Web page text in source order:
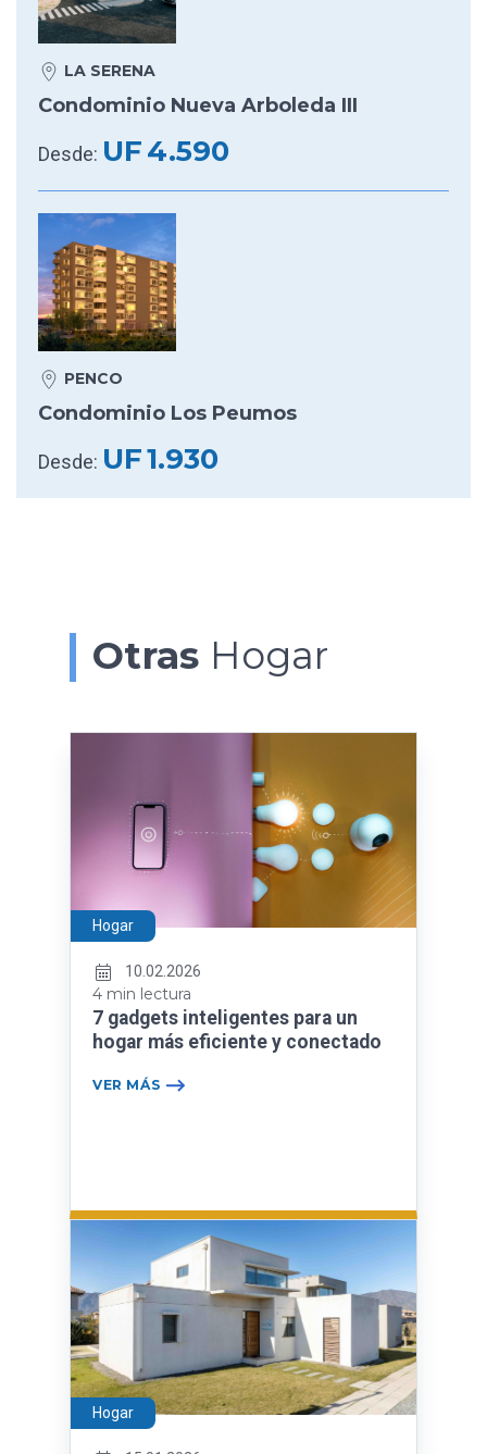
LA SERENA
Condominio Nueva Arboleda III
Desde: UF4.590
PENCO
Condominio Los Peumos
Desde: UF1.930
Otras Hogar
Hogar
10.02.2026
4 min lectura
7 gadgets inteligentes para un
hogar más eficiente y conectado
VER MÁS
Hogar